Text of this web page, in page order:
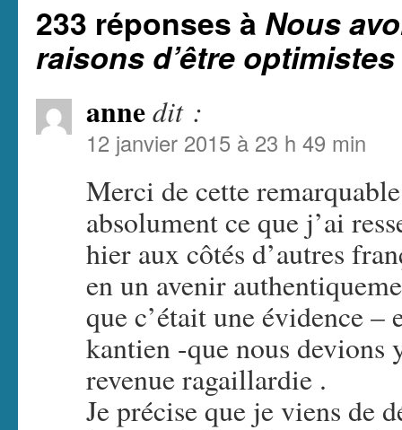
233 réponses à Nous
raisons d’être optimistes
annedit :
12 janvier 2015 à 23 h 49 min
Merci de cette
absolument ce que j’ai
hier aux côtés d’autres
en un avenir
que c’était une évidence
kantien -que nous devions
revenue ragaillardie .
Je précise que je viens de